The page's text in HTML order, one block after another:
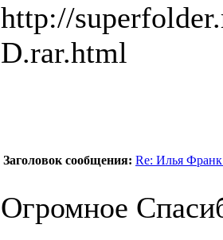
http://
D.rar.html
Заголовок сообщения: Re: Илья
Огромное